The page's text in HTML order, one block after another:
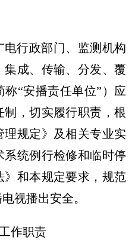
行政部门、监测机构
集成、传输、分发、覆
“安播责任单位”）应
，切实履行职责，根
规定》及相关专业实
统例行检修和临时停
和本规定要求，规范
视播出安全。
作职责